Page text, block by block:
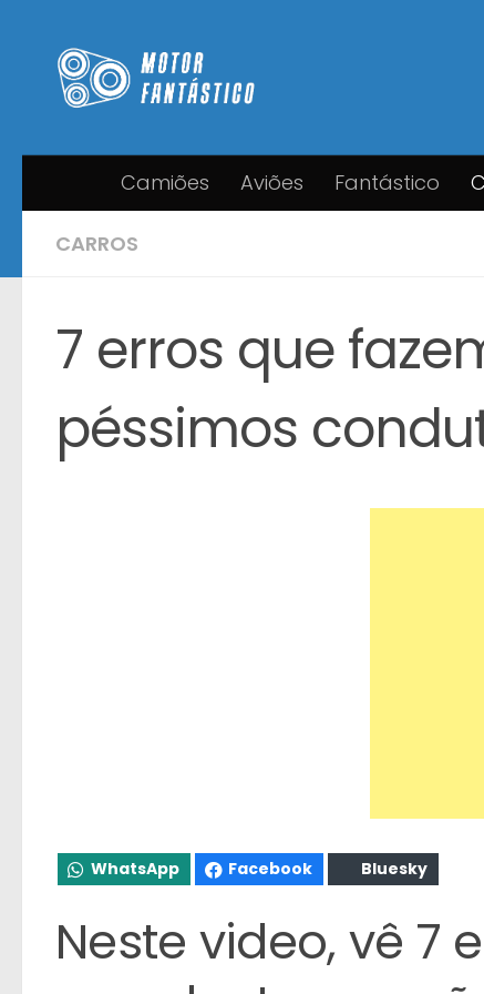
Camiões Aviões Fantástico
CARROS
7 erros que
péssimos
WhatsApp Facebook Bluesky
Neste video, vê 7